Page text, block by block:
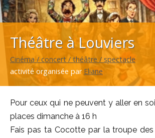
Théâtre à Louviers
Cinéma / concert / théâtre / spectacle
activité organisée par Eliane
Pour ceux qui ne peuvent y aller en
places dimanche à 16 h
Fais pas ta Cocotte par la troupe